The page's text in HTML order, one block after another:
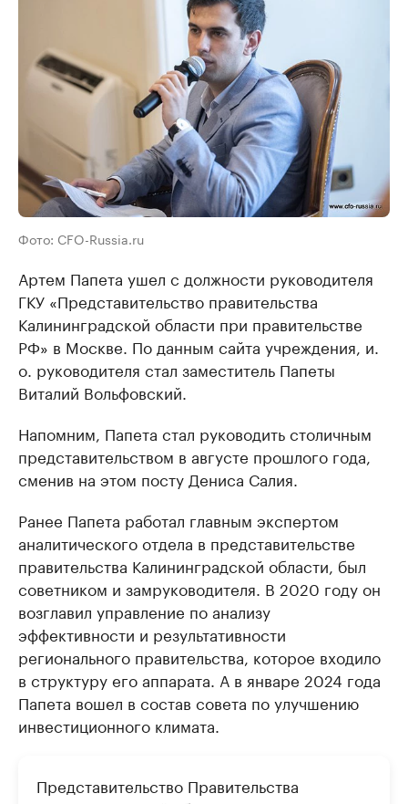
Фото: CFO-Russia.ru
Артем Папета ушел с должности руководителя
ГКУ «Представительство правительства
Калининградской области при правительстве
РФ» в Москве. По данным сайта учреждения, и.
о. руководителя стал заместитель Папеты
Виталий Вольфовский.
Напомним, Папета стал руководить столичным
представительством в августе прошлого года,
сменив на этом посту Дениса Салия.
Ранее Папета работал главным экспертом
аналитического отдела в представительстве
правительства Калининградской области, был
советником и замруководителя. В 2020 году он
возглавил управление по анализу
эффективности и результативности
регионального правительства, которое входило
в структуру его аппарата. А в январе 2024 года
Папета вошел в состав совета по улучшению
инвестиционного климата.
Представительство Правительства